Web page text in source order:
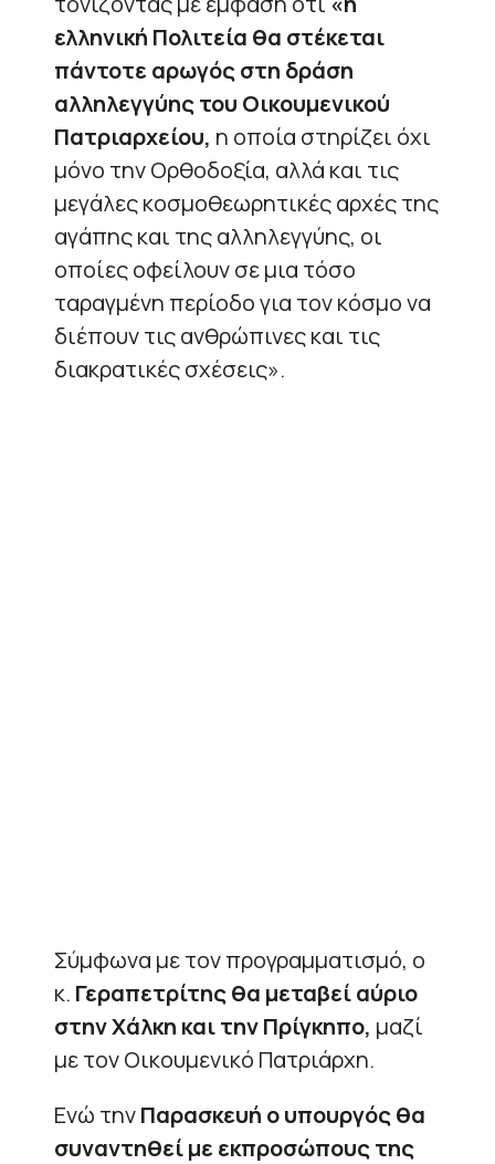
ελληνική Πολιτεία θα στέκεται
πάντοτε αρωγός στη δράση
αλληλεγγύης του Οικουμενικού
Πατριαρχείου, η οποία στηρίζει όχι
μόνο την Ορθοδοξία, αλλά και τις
μεγάλες κοσμοθεωρητικές αρχές της
αγάπης και της αλληλεγγύης, οι
οποίες οφείλουν σε μια τόσο
ταραγμένη περίοδο για τον κόσμο να
διέπουν τις ανθρώπινες και τις
διακρατικές σχέσεις».
Σύμφωνα με τον προγραμματισμό, ο
κ. Γεραπετρίτης θα μεταβεί αύριο
στην Χάλκη και την Πρίγκηπο, μαζί
με τον Οικουμενικό Πατριάρχη.
Ενώ τηνΠαρασκευή ο υπουργός θα
συναντηθεί με εκπροσώπους της